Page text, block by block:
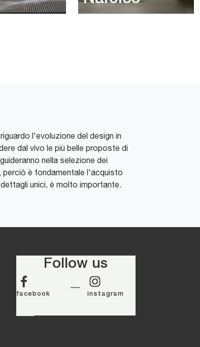
l'evoluzione del design in
dal vivo le più belle proposte di
nella selezione dei
perciò è fondamentale l'acquisto
unici, è molto importante.
Follow us
facebook instagram